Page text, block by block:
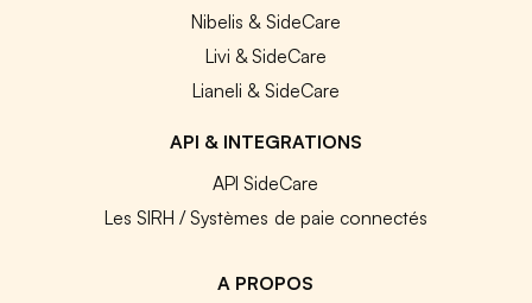
Nibelis & SideCare
Livi & SideCare
Lianeli & SideCare
API & INTEGRATIONS
API SideCare
Les SIRH / Systèmes de paie connectés
A PROPOS